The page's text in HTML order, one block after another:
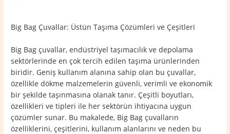
Big Bag Çuvallar: Üstün Taşıma Çözümleri ve Çeşitleri
Big Bag çuvallar, endüstriyel taşımacılık ve depolama
sektörlerinde en çok tercih edilen taşıma ürünlerinden
biridir. Geniş kullanım alanına sahip olan bu çuvallar,
özellikle dökme malzemelerin güvenli, verimli ve ekonomik
bir şekilde taşınmasına olanak tanır. Çeşitli boyutları,
özellikleri ve tipleri ile her sektörün ihtiyacına uygun
çözümler sunar. Bu makalede, Big Bag çuvalların
özelliklerini, çeşitlerini, kullanım alanlarını ve neden bu